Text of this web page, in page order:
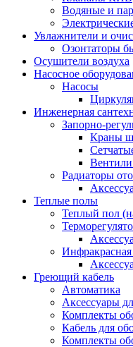
Водяные и
Увлажнители и
Озонтаторы
Осушители воздуха
Насосное
Насосы
Инженерная
Запорно-
Краны
Радиаторы
Теплые полы
Теплый пол
Греющий кабель
Автоматика
Аксессуары
Комплекты
Кабель для
Комплекты